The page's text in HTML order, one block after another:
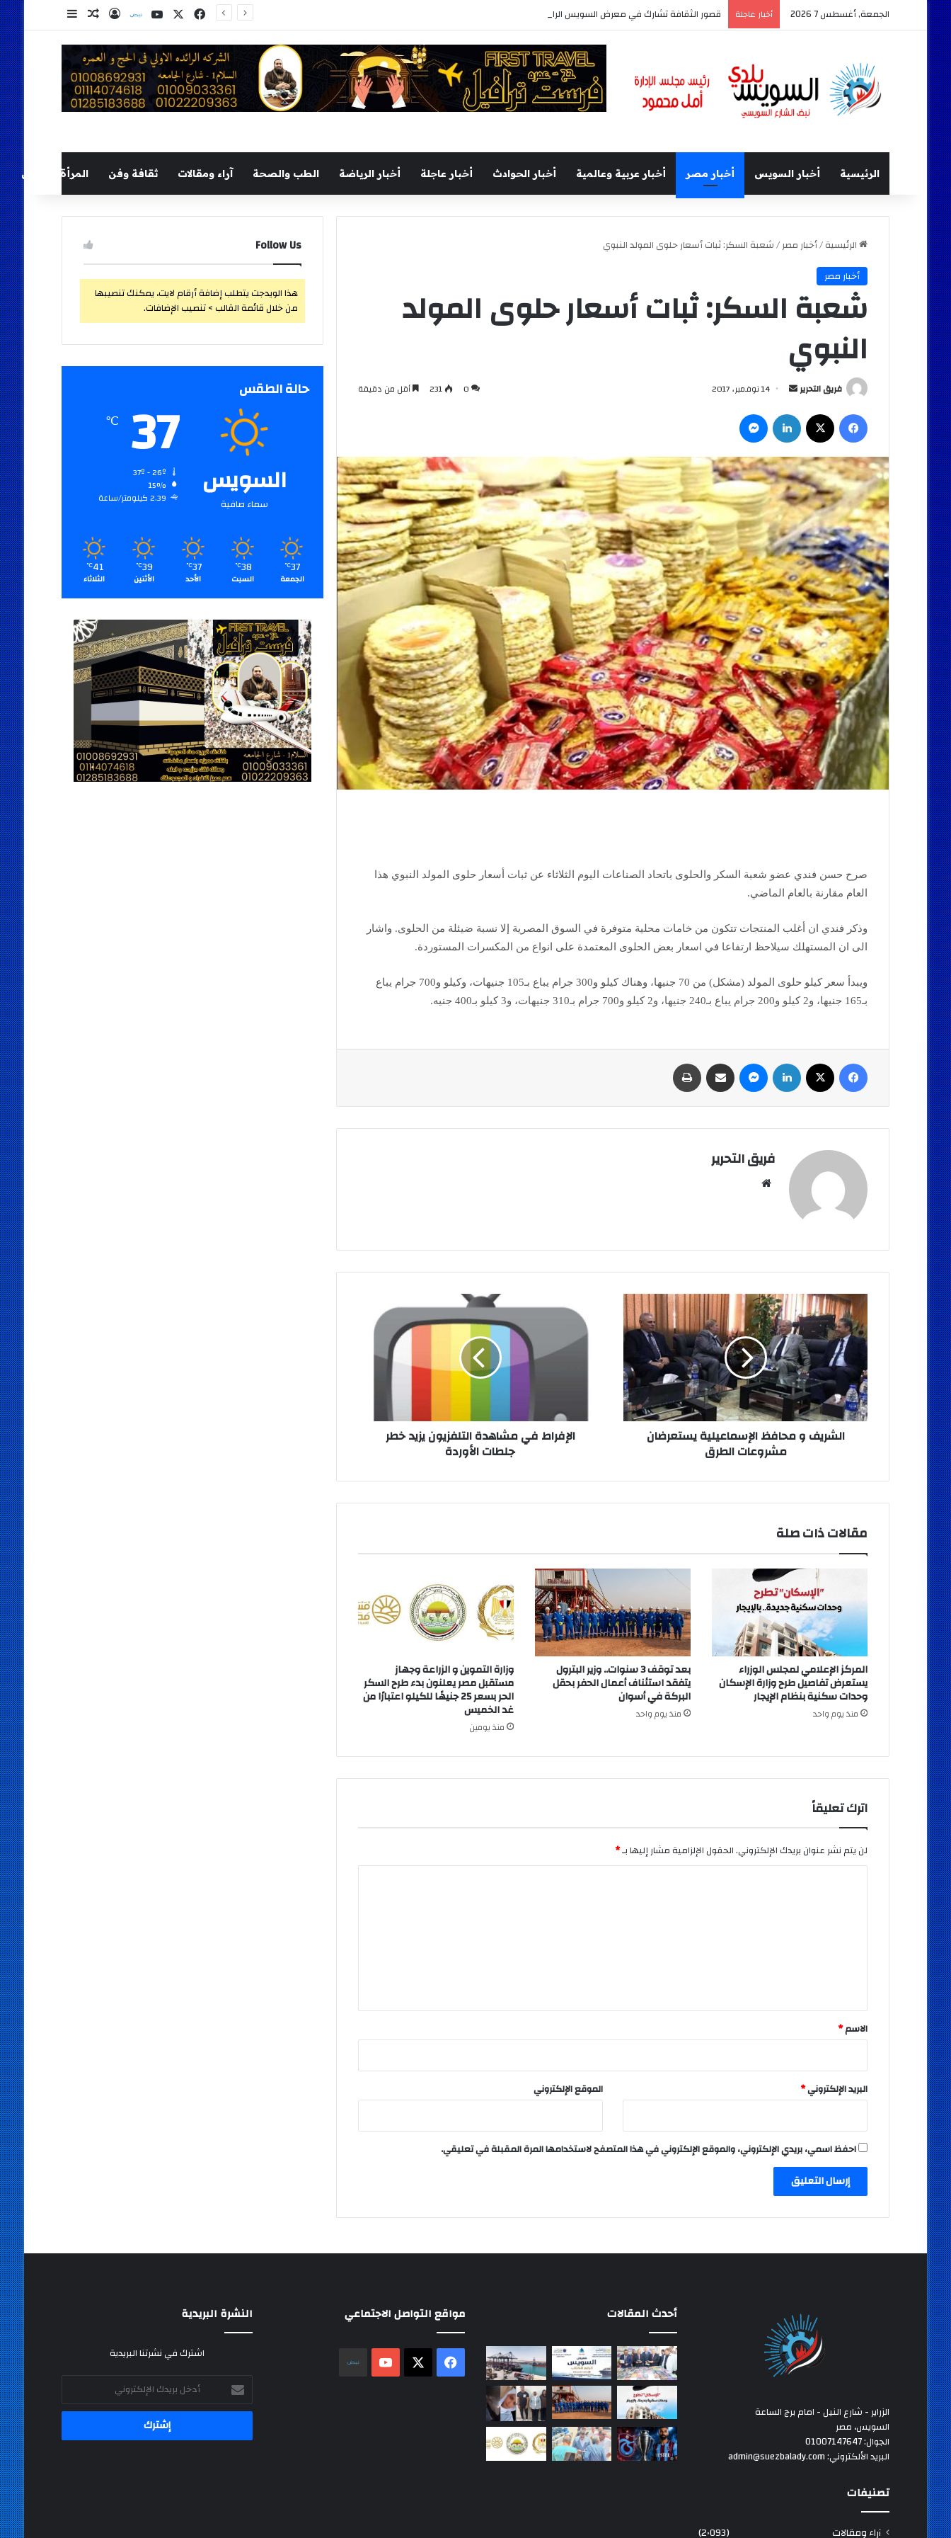
الجمعة, أغسطس 7 2026 أخبار عاجلة قصور الثقافة تشارك في معرض السويس الرابع للكتاب بأكثر من 250 عنوانا وببرنامج فني عبر المسرح المتنقل فيسبوك
‫X
‫YouTube
نلضتسجيل الدخول
مقال عشوائي
إضافة عمود
الرئيسية أخبار السويس أخبار مصر أخبار عربية وعالمية أخبار الحوادث أخبار عاجلة أخبار الرياضة الطب والصحة آراء ومقالات ثقافة وفن المرأة والطفل
الرئيسية/أخبار مصر/شعبة السكر: ثبات أسعار حلوى المولد النبوي
أخبار مصر
شعبة السكر: ثبات أسعار حلوى المولد
النبوي
فريق التحرير
أرسل
إلكترونيا
14 نوفمبر، 2017 0
231 أقل من دقيقة
فيسبوك لينكدإن
صرح حسن فندي عضو شعبة السكر والحلوى باتحاد الصناعات اليوم الثلاثاء عن ثبات أسعار حلوى المولد النبوي هذا
العام مقارنة بالعام الماضي.
وذكر فندي ان أغلب المنتجات تتكون من خامات محلية متوفرة في السوق المصرية إلا نسبة ضيئلة من الحلوى. واشار
الى ان المستهلك سيلاحظ ارتفاعا في اسعار بعض الحلوى المعتمدة على انواع من المكسرات المستوردة.
ويبدأ سعر كيلو حلوى المولد (مشكل) من 70 جنيها، وهناك كيلو و300 جرام يباع بـ105 جنيهات، وكيلو و700 جرام يباع
بـ165 جنيها، و2 كيلو و200 جرام يباع بـ240 جنيها، و2 كيلو و700 جرام بـ310 جنيهات، و3 كيلو بـ400 جنيه.
فيسبوك لينكدإن ماسنجر مشاركة عبر البريد
فريق التحرير
الشريف
محافظ
الإسماعيلية
يستعرضان
مشروعات
الطرق
الشريف و محافظ الإسماعيلية يستعرضان
مشروعات الطرق
مشاهدة
التلفزيون
الإفراط في مشاهدة التلفزيون يزيد خطر
جلطات الأوردة
مقالات ذات صلة
المركز الإعلامي لمجلس الوزراء
يستعرض تفاصيل طرح وزارة الإسكان
وحدات سكنية بنظام الإيجار
منذ يوم واحد
بعد توقف 3 سنوات.. وزير البترول
يتفقد استئناف أعمال الحفر بحقل
البركة في أسوان
منذ يوم واحد
وزارة التموين و الزراعة وجهاز
مستقبل مصر يعلنون بدء طرح السكر
الحر بسعر 25 جنيهًا للكيلو اعتبارًا من
غد الخميس
منذ يومين
اترك تعليقاً
لن يتم نشر عنوان بريدك الإلكتروني.الحقول الإلزامية مشار إليها بـ*
*
الاسم*
البريد الإلكتروني* الموقع الإلكتروني
احفظ اسمي، بريدي الإلكتروني، والموقع الإلكتروني في هذا المتصفح لاستخدامها المرة المقبلة في تعليقي.
Follow Us
هذا الويدجت يتطلب إضافة أرقام لايت، يمكنك تنصيبها
من خلال قائمة القالب > تنصيب الإضافات.
حالة الطقس
السويس
سماء صافية
37
℃
15%
2.39 كيلومتر/ساعة
37
℃
الجمعة
38
℃
السبت
37
℃
الأحد
39
℃
الأثنين
41
℃
الثلاثاء
الزراير - شارع النيل - امام برج الساعة
السويس، مصر
الجوال: 01007147647
البريد الألكتروني: admin@suezbalady.com
تصنيفات
آراء ومقالات (2٬093)
أحدث المقالات مواقع التواصل الاجتماعي
فيسبوك
‫X
‫YouTube
النشرة البريدية
اشترك في نشرتنا البريدية
أدخل
بريدك
الإلكتروني